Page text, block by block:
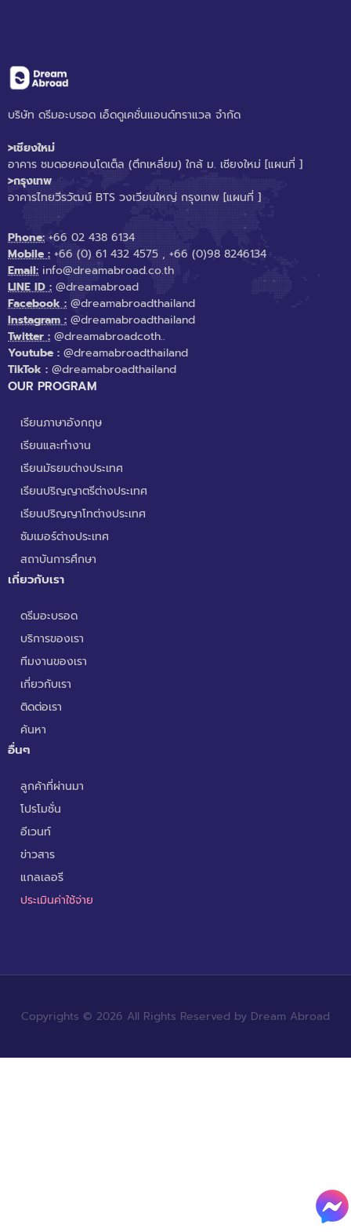
บริษัท ดรีมอะบรอด เอ็ดดูเคชั่นแอนด์ทราแวล จำกัด
>เชียงใหม่
อาคาร ชมดอยคอนโดเต็ล (ตึกเหลี่ยม) ใกล้ ม. เชียงใหม่ [แผนที่ ]
>กรุงเทพ
อาคารไทยวีรวัฒน์ BTS วงเวียนใหญ่ กรุงเทพ [แผนที่ ]
Phone: +66 02 438 6134
Mobile : +66 (0) 61 432 4575 , +66 (0)98 8246134
Email: info@dreamabroad.co.th
LINE ID : @dreamabroad
Facebook : @dreamabroadthailand
Instagram : @dreamabroadthailand
Twitter : @dreamabroadcoth..
Youtube : @dreamabroadthailand
TikTok : @dreamabroadthailand
OUR PROGRAM
เรียนภาษาอังกฤษ
เรียนและทำงาน
เรียนมัธยมต่างประเทศ
เรียนปริญญาตรีต่างประเทศ
เรียนปริญญาโทต่างประเทศ
ซัมเมอร์ต่างประเทศ
สถาบันการศึกษา
เกี่ยวกับเรา
ดรีมอะบรอด
บริการของเรา
ทีมงานของเรา
เกี่ยวกับเรา
ติดต่อเรา
ค้นหา
อื่นๆ
ลูกค้าที่ผ่านมา
โปรโมชั่น
อีเวนท์
ข่าวสาร
แกลเลอรี
ประเมินค่าใช้จ่าย
Copyrights © 2026 All Rights Reserved by Dream Abroad